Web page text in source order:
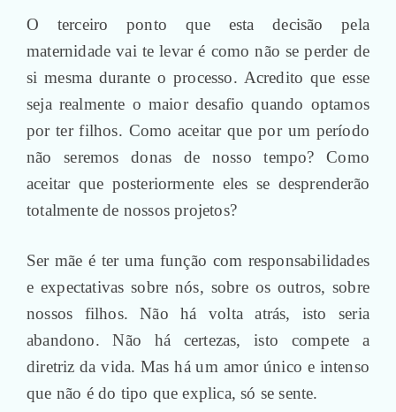
O terceiro ponto que esta decisão pela
maternidade vai te levar é como não se perder de
si mesma durante o processo. Acredito que esse
seja realmente o maior desafio quando optamos
por ter filhos. Como aceitar que por um período
não seremos donas de nosso tempo? Como
aceitar que posteriormente eles se desprenderão
totalmente de nossos projetos?
Ser mãe é ter uma função com responsabilidades
e expectativas sobre nós, sobre os outros, sobre
nossos filhos. Não há volta atrás, isto seria
abandono. Não há certezas, isto compete a
diretriz da vida. Mas há um amor único e intenso
que não é do tipo que explica, só se sente.